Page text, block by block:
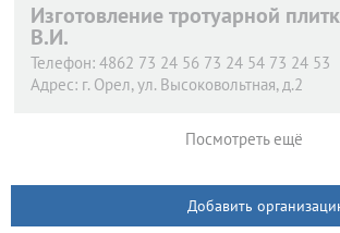
Изготовление тротуарной
В.И.
Телефон: 4862 73 24 56 73 24 54 73 24 53
Адрес: г. Орел, ул. Высоковольтная, д.2
Посмотреть ещё
Добавить